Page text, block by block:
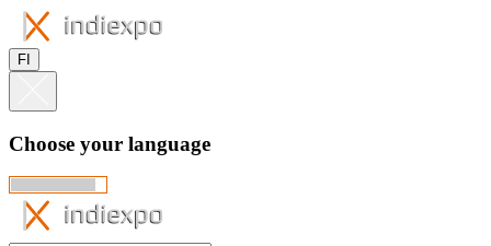
FI
Choose your language